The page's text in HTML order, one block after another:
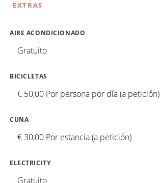
EXTRAS
AIRE ACONDICIONADO
Gratuito
BICICLETAS
€ 50,00 Por persona por día (a petición)
CUNA
€ 30,00 Por estancia (a petición)
ELECTRICITY
Gratuito